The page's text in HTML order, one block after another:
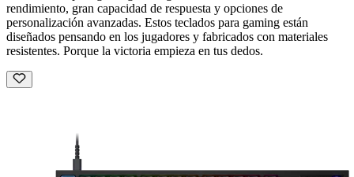
rendimiento, gran capacidad de respuesta y opciones de
personalización avanzadas. Estos teclados para gaming están
diseñados pensando en los jugadores y fabricados con materiales
resistentes. Porque la victoria empieza en tus dedos.